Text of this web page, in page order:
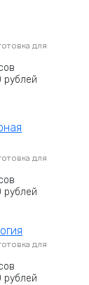
для
рублей
для
рублей
для
рублей